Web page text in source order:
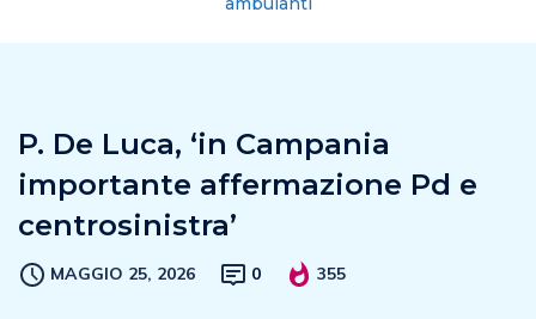
P. De Luca, ‘in Campania
importante affermazione Pd e
centrosinistra’
MAGGIO 25, 2026 0 355